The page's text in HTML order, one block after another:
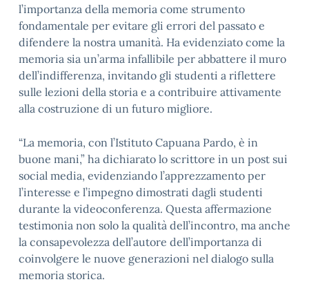
l’importanza della memoria come strumento
fondamentale per evitare gli errori del passato e
difendere la nostra umanità. Ha evidenziato come la
memoria sia un’arma infallibile per abbattere il muro
dell’indifferenza, invitando gli studenti a riflettere
sulle lezioni della storia e a contribuire attivamente
alla costruzione di un futuro migliore.
“La memoria, con l’Istituto Capuana Pardo, è in
buone mani,” ha dichiarato lo scrittore in un post sui
social media, evidenziando l’apprezzamento per
l’interesse e l’impegno dimostrati dagli studenti
durante la videoconferenza. Questa affermazione
testimonia non solo la qualità dell’incontro, ma anche
la consapevolezza dell’autore dell’importanza di
coinvolgere le nuove generazioni nel dialogo sulla
memoria storica.